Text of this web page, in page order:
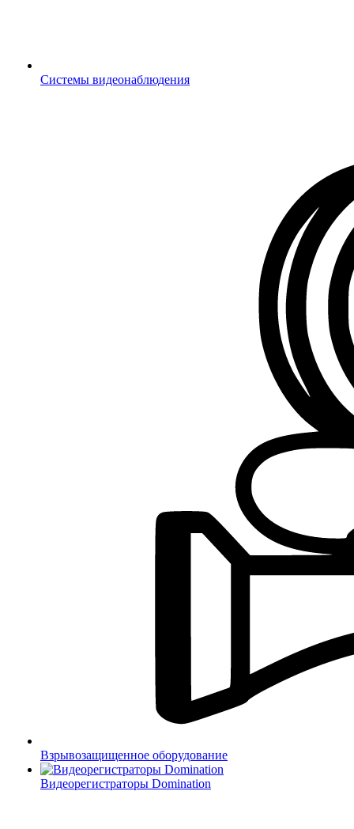
Системы видеонаблюдения
Взрывозащищенное оборудование
Видеорегистраторы Domination